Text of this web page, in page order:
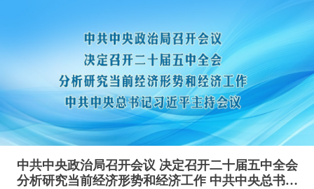
中共中央政治局召开会议 决定召开二十届五中全会
分析研究当前经济形势和经济工作 中共中央总书记